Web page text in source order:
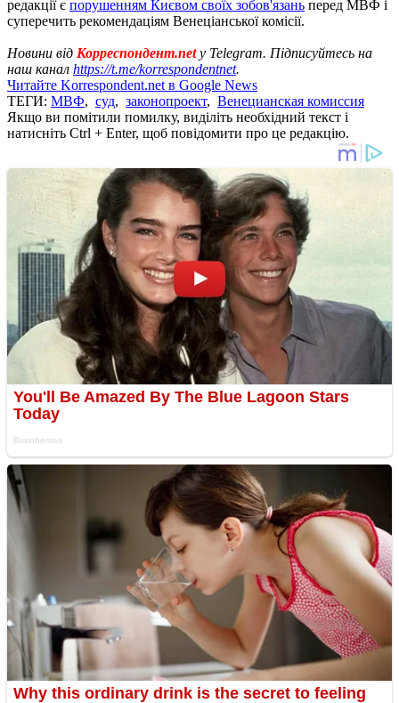
редакції є порушенням Києвом своїх зобов'язань перед МВФ і
суперечить рекомендаціям Венеціанської комісії.
Новини від Корреспондент.netу Telegram. Підписуйтесь на
наш канал https://t.me/korrespondentnet.
Читайте Korrespondent.net в Google News
ТЕГИ: МВФ, суд, законопроект, Венецианская комиссия
Якщо ви помітили помилку, виділіть необхідний текст і
натисніть Ctrl + Enter, щоб повідомити про це редакцію.